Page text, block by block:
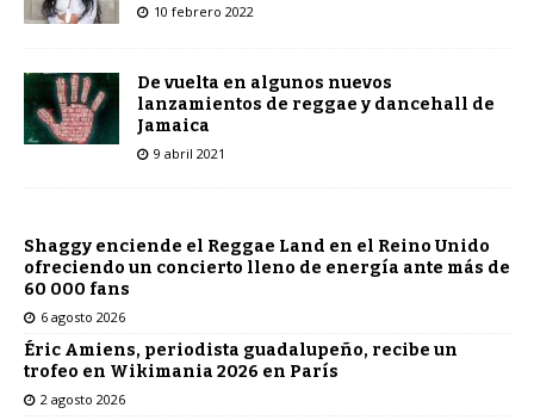
10 febrero 2022
De vuelta en algunos nuevos
lanzamientos de reggae y dancehall de
Jamaica
9 abril 2021
Shaggy enciende el Reggae Land en el Reino Unido
ofreciendo un concierto lleno de energía ante más de
60 000 fans
6 agosto 2026
Éric Amiens, periodista guadalupeño, recibe un
trofeo en Wikimania 2026 en París
2 agosto 2026